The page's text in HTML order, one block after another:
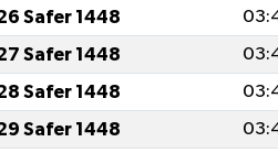
Safer 1448
Safer 1448
Safer 1448
Safer 1448